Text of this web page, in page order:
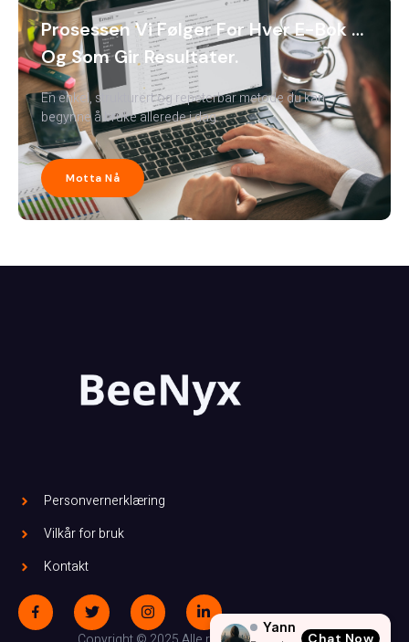
Prosessen Vi Følger For Hver E-Bok …
Og Som Gir Resultater.
En enkel, strukturert og repeterbar metode du kan
begynne å bruke allerede i dag.
Motta Nå
Personvernerklæring
Vilkår for bruk
Kontakt
Yann
Chat Now